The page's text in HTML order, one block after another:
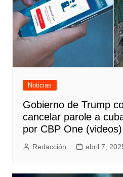
Noticias
Gobierno de Trump
cancelar parole a
por CBP One (videos)
Redacción abril 7,